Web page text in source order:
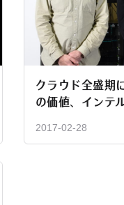
クラウド全盛期
の価値、インテ
2017-02-28